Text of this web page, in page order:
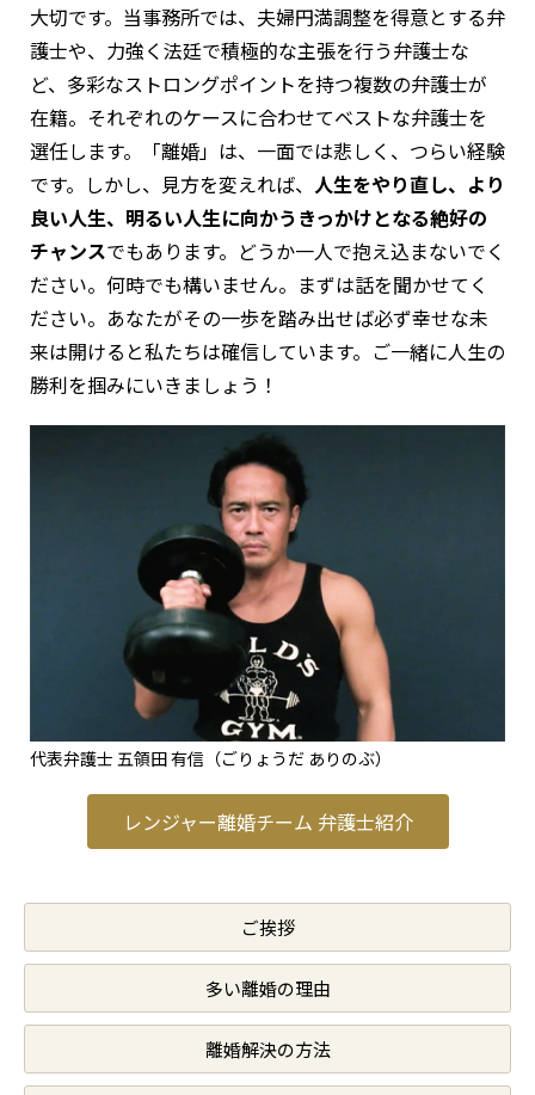
大切です。当事務所では、夫婦円満調整を得意とする弁
護士や、力強く法廷で積極的な主張を行う弁護士な
ど、多彩なストロングポイントを持つ複数の弁護士が
在籍。それぞれのケースに合わせてベストな弁護士を
選任します。「離婚」は、一面では悲しく、つらい経験
です。しかし、見方を変えれば、 人生をやり直し、より
良い人生、明るい人生に向かうきっかけとなる絶好の
チャンスでもあります。どうか一人で抱え込まないでく
ださい。何時でも構いません。まずは話を聞かせてく
ださい。あなたがその一歩を踏み出せば必ず幸せな未
来は開けると私たちは確信しています。ご一緒に人生の
勝利を掴みにいきましょう！
代表弁護士 五領田 有信（ごりょうだ ありのぶ）
レンジャー離婚チーム 弁護士紹介
ご挨拶
多い離婚の理由
離婚解決の方法